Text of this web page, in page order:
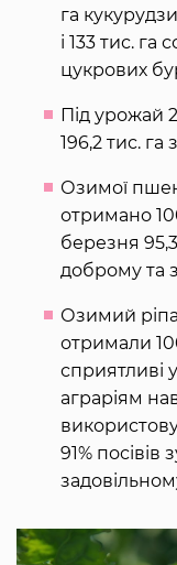
га
і 133 тис. га
цукрових
Під урожай
196,2 тис.
Озимої
отримано
березня
доброму та
Озимий
отримали
сприятливі
аграріям
91% посівів